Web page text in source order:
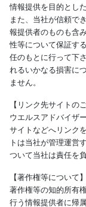
情報提供を目的とし
また、当社が信頼で
報提供者のものも含
性等について保証す
任のもとに行って下
れるいかなる損害に
ません。
【リンク先サイトの
ウエルスアドバイザ
サイトなどへリンク
トは当社が管理運営
ついて当社は責任を負
【著作権等について】
著作権等の知的所有
行う情報提供者に帰